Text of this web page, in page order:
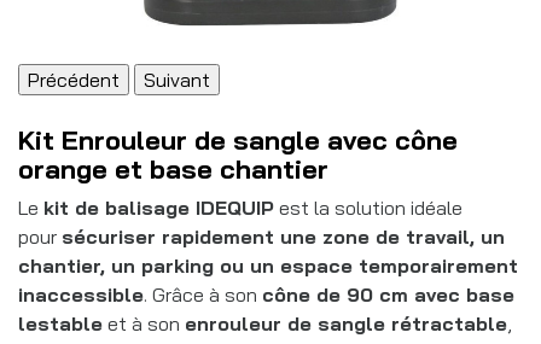
Précédent Suivant
Kit Enrouleur de sangle avec cône
orange et base chantier
Le kit de balisage IDEQUIP est la solution idéale
pour sécuriser rapidement une zone de travail, un
chantier, un parking ou un espace temporairement
inaccessible. Grâce à son cône de 90 cm avec base
lestable et à son enrouleur de sangle rétractable,